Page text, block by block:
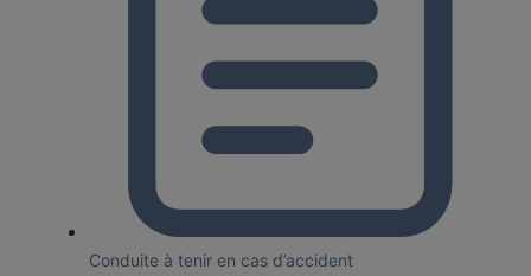
Conduite à tenir en cas d’accident